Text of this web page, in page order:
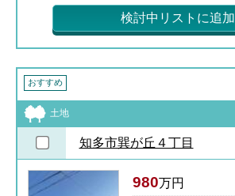
検討中リストに追加
おすすめ
土地
知多市巽が丘４丁目
980万円